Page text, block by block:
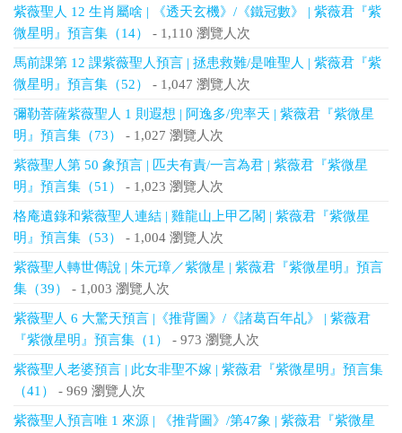
紫薇聖人 12 生肖屬啥 | 《透天玄機》/《鐵冠數》 | 紫薇君『紫
微星明』預言集（14）
- 1,110 瀏覽人次
馬前課第 12 課紫薇聖人預言 | 拯患救難/是唯聖人 | 紫薇君『紫
微星明』預言集（52）
- 1,047 瀏覽人次
彌勒菩薩紫薇聖人 1 則遐想 | 阿逸多/兜率天 | 紫薇君『紫微星
明』預言集（73）
- 1,027 瀏覽人次
紫薇聖人第 50 象預言 | 匹夫有責/一言為君 | 紫薇君『紫微星
明』預言集（51）
- 1,023 瀏覽人次
格庵遺錄和紫薇聖人連結 | 雞龍山上甲乙閣 | 紫薇君『紫微星
明』預言集（53）
- 1,004 瀏覽人次
紫薇聖人轉世傳說 | 朱元璋／紫微星 | 紫薇君『紫微星明』預言
集（39）
- 1,003 瀏覽人次
紫薇聖人 6 大驚天預言 |《推背圖》/《諸葛百年乩》 | 紫薇君
『紫微星明』預言集（1）
- 973 瀏覽人次
紫薇聖人老婆預言 | 此女非聖不嫁 | 紫薇君『紫微星明』預言集
（41）
- 969 瀏覽人次
紫薇聖人預言唯 1 來源 | 《推背圖》/第47象 | 紫薇君『紫微星